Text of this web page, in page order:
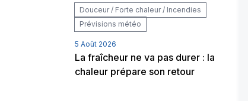
Douceur / Forte chaleur / Incendies
Prévisions météo
5 Août 2026
La fraîcheur ne va pas durer : la
chaleur prépare son retour